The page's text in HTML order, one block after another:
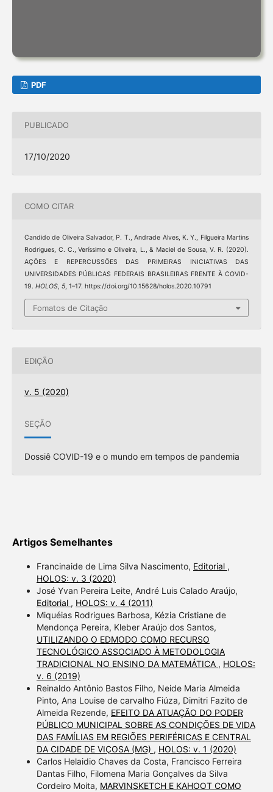
PDF
PUBLICADO
17/10/2020
COMO CITAR
Candido de Oliveira Salvador, P. T., Andrade Alves, K. Y., Filgueira Martins
Rodrigues, C. C., Veríssimo e Oliveira, L., & Maciel de Sousa, V. R. (2020).
AÇÕES E REPERCUSSÕES DAS PRIMEIRAS INICIATIVAS DAS
UNIVERSIDADES PÚBLICAS FEDERAIS BRASILEIRAS FRENTE À COVID-
19. HOLOS, 5, 1–17. https://doi.org/10.15628/holos.2020.10791
Fomatos de Citação
EDIÇÃO
v. 5 (2020)
SEÇÃO
Dossiê COVID-19 e o mundo em tempos de pandemia
Artigos Semelhantes
Francinaide de Lima Silva Nascimento, Editorial ,
HOLOS: v. 3 (2020)
José Yvan Pereira Leite, André Luis Calado Araújo,
Editorial , HOLOS: v. 4 (2011)
Miquéias Rodrigues Barbosa, Kézia Cristiane de
Mendonça Pereira, Kleber Araújo dos Santos,
UTILIZANDO O EDMODO COMO RECURSO
TECNOLÓGICO ASSOCIADO À METODOLOGIA
TRADICIONAL NO ENSINO DA MATEMÁTICA , HOLOS:
v. 6 (2019)
Reinaldo Antônio Bastos Filho, Neide Maria Almeida
Pinto, Ana Louise de carvalho Fiúza, Dimitri Fazito de
Almeida Rezende, EFEITO DA ATUAÇÃO DO PODER
PÚBLICO MUNICIPAL SOBRE AS CONDIÇÕES DE VIDA
DAS FAMÍLIAS EM REGIÕES PERIFÉRICAS E CENTRAL
DA CIDADE DE VIÇOSA (MG) , HOLOS: v. 1 (2020)
Carlos Helaidio Chaves da Costa, Francisco Ferreira
Dantas Filho, Filomena Maria Gonçalves da Silva
Cordeiro Moita, MARVINSKETCH E KAHOOT COMO